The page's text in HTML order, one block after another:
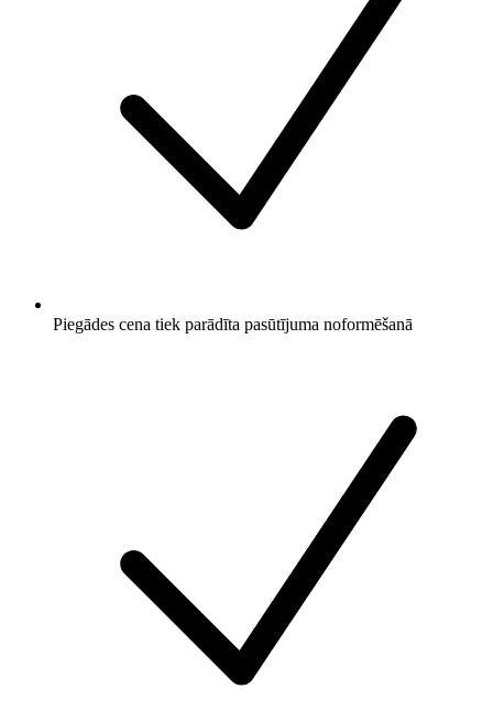
Piegādes cena tiek parādīta pasūtījuma noformēšanā